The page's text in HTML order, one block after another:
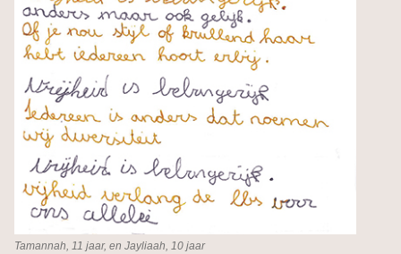
Tamannah, 11 jaar, en Jayliaah, 10 jaar